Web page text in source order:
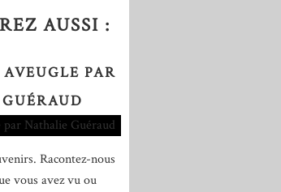
AUSSI :
PAR
Racontez-nous
vous avez vu ou